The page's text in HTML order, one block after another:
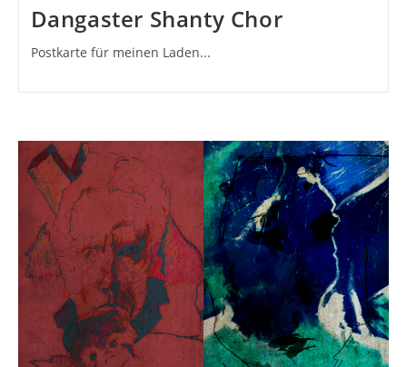
Dangaster Shanty Chor
Postkarte für meinen Laden...